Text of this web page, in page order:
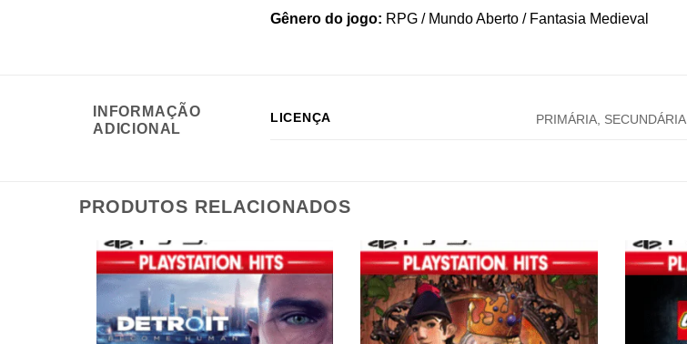
Gênero do jogo: RPG / Mundo Aberto / Fantasia Medieval
INFORMAÇÃO
ADICIONAL
LICENÇA PRIMÁRIA, SECUNDÁRIA
PRODUTOS RELACIONADOS